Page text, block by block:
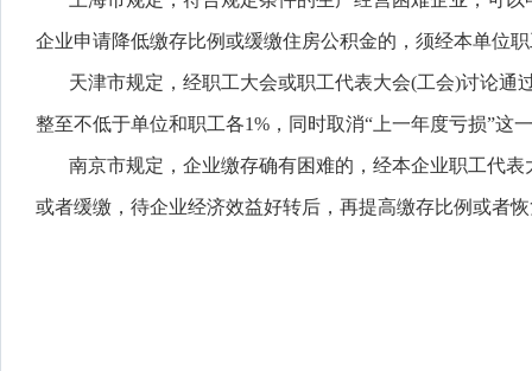
企业申请降低缴存比例或缓缴住房公积金的，须经本单位
天津市规定，经职工大会或职工代表大会(工会)讨论
整至不低于单位和职工各1%，同时取消“上一年度亏损”这
南京市规定，企业缴存确有困难的，经本企业职工代
或者缓缴，待企业经济效益好转后，再提高缴存比例或者